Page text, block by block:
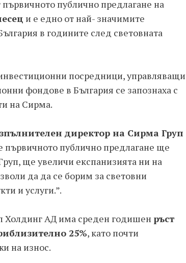
публично предлагане на
и е едно от най- значимите
в годините след световната
посредници, управляващи
фондове в България се запознаха с
на Сирма.
директор на Сирма Груп
първичното публично предлагане ще
ще увеличи експанизията ни на
да да се борим за световни
и услуги.”.
Холдинг АД има среден годишен ръст
25%, като почти
на износ.